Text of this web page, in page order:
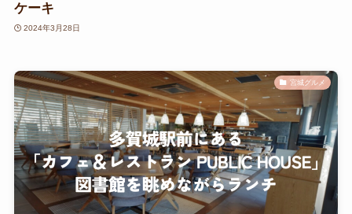
ケーキ
2024年3月28日
宮城グルメ